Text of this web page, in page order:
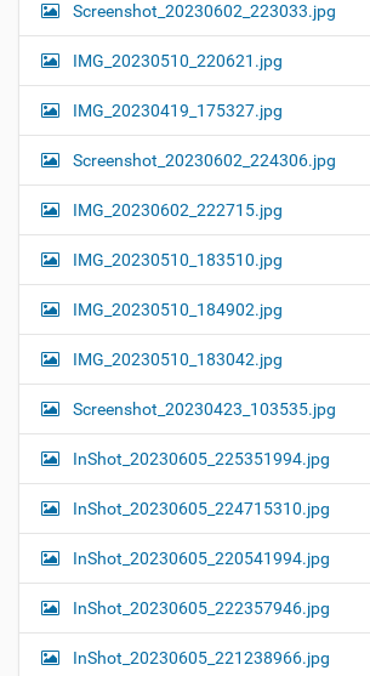
Screenshot_20230602_223033.jpg
IMG_20230510_220621.jpg
IMG_20230419_175327.jpg
Screenshot_20230602_224306.jpg
IMG_20230602_222715.jpg
IMG_20230510_183510.jpg
IMG_20230510_184902.jpg
IMG_20230510_183042.jpg
Screenshot_20230423_103535.jpg
InShot_20230605_225351994.jpg
InShot_20230605_224715310.jpg
InShot_20230605_220541994.jpg
InShot_20230605_222357946.jpg
InShot_20230605_221238966.jpg